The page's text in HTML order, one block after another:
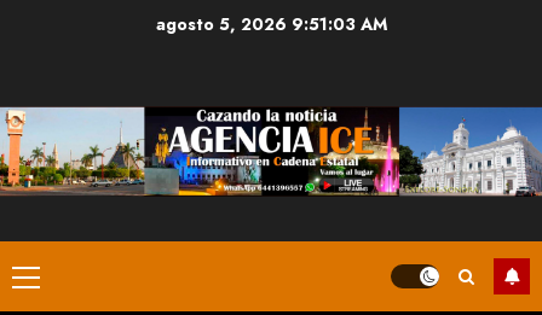
agosto 5, 2026 9:51:03 AM
Menú